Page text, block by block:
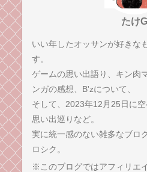
たけG
いい年したオッサンが好きな
す。
ゲームの思い出語り、キン肉
ンガの感想、B'zについて、
そして、2023年12月25日に
思い出巡りなど。
実に統一感のない雑多なブロ
ロシク。
※このブログではアフィリエ